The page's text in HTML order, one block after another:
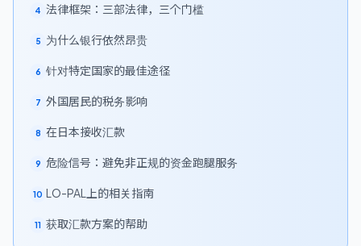
4 法律框架：三部法律，三个门槛
5 为什么银行依然昂贵
6 针对特定国家的最佳途径
7 外国居民的税务影响
8 在日本接收汇款
9 危险信号：避免非正规的资金跑腿服务
10 LO-PAL上的相关指南
11 获取汇款方案的帮助